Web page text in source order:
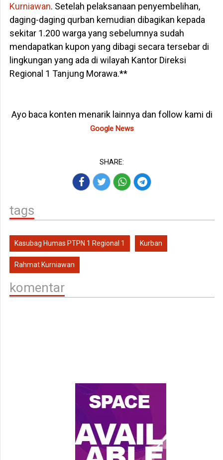
Kurniawan. Setelah pelaksanaan penyembelihan,
daging-daging qurban kemudian dibagikan kepada
sekitar 1.200 warga yang sebelumnya sudah
mendapatkan kupon yang dibagi secara tersebar di
lingkungan yang ada di wilayah Kantor Direksi
Regional 1 Tanjung Morawa.**
Ayo baca konten menarik lainnya dan follow kami di
Google News
SHARE:
tags
Kasubag Humas PTPN 1 Regional 1 Kurban
Rahmat Kurniawan
komentar